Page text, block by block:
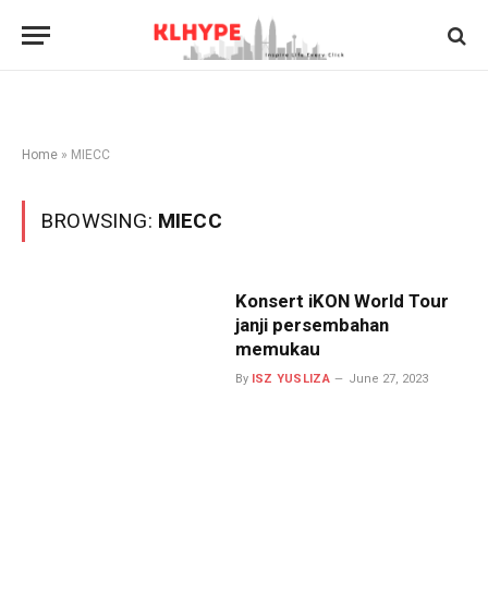
Home » MIECC
BROWSING: MIECC
Konsert iKON World Tour
janji persembahan
memukau
By ISZ YUSLIZA June 27, 2023